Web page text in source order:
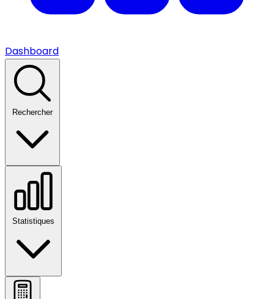
Dashboard
Rechercher
Statistiques